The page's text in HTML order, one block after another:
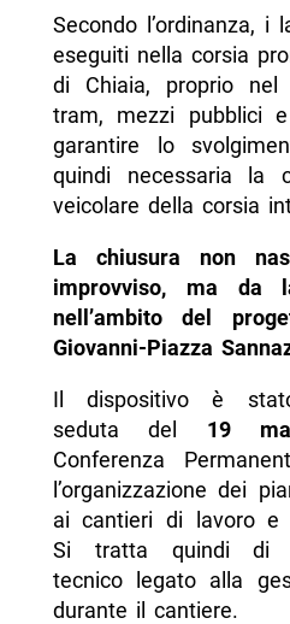
Secondo l’ordinanza, i
eseguiti nella corsia
di Chiaia, proprio
tram, mezzi pubblici
garantire lo
quindi necessaria la
veicolare della corsia
La chiusura non
improvviso, ma da
nell’ambito del
Giovanni-Piazza
Il dispositivo è
seduta del 19
Conferenza
l’organizzazione dei
ai cantieri di lavoro e
Si tratta quindi di
tecnico legato alla
durante il cantiere.